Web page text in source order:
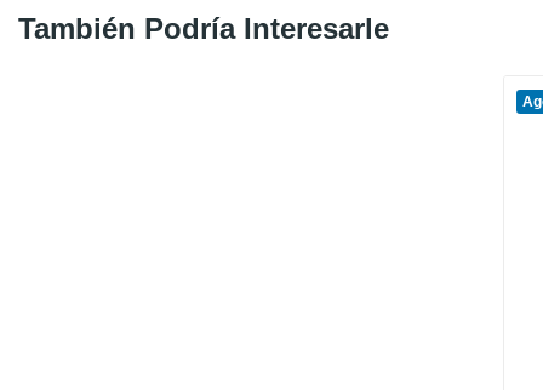
También Podría Interesarle